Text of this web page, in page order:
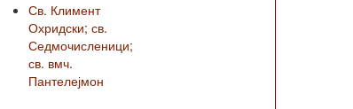
Св. Климент
Охридски; св.
Седмочисленици;
св. вмч.
Пантелејмон